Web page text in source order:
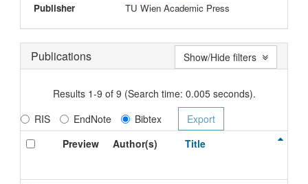
Publisher
TU Wien Academic Press
Publications
Results 1-9 of 9 (Search time: 0.005 seconds).
RIS
EndNote
Bibtex
Preview
Author(s) Title